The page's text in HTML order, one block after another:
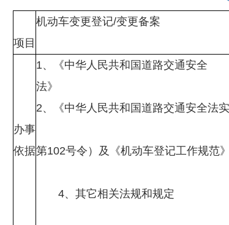
项目
机动车变更登记/变更备案
办事
依据
1、《中华人民共和国道路交通安全
2、《中华人民共和国道路
3、公安部《机
第102号令）及《机动车登记工作规范》
4、其它相关法规和规定